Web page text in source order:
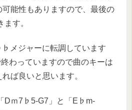
能性もありますので、最後の
す。
♭メジャーに転調しています
わっていますので曲のキーは
ば良いと思います。
Dｍ7♭5-G7」と「E♭m-